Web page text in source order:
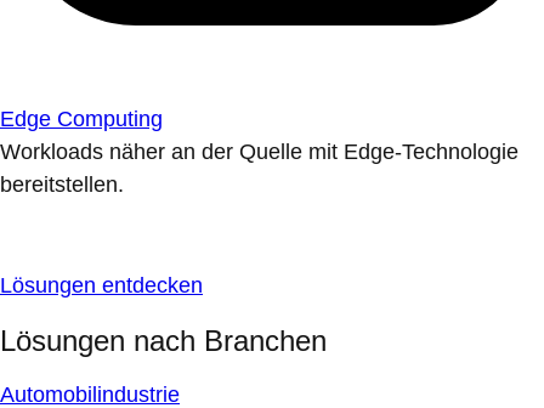
Edge Computing
Workloads näher an der Quelle mit Edge-Technologie
bereitstellen.
Lösungen entdecken
Lösungen nach Branchen
Automobilindustrie